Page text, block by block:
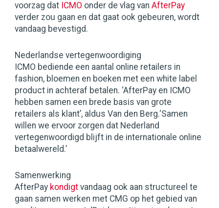
voorzag dat ICMO onder de vlag van AfterPay
verder zou gaan en dat gaat ook gebeuren, wordt
vandaag bevestigd.
Nederlandse vertegenwoordiging
ICMO bediende een aantal online retailers in
fashion, bloemen en boeken met een white label
product in achteraf betalen. ‘AfterPay en ICMO
hebben samen een brede basis van grote
retailers als klant’, aldus Van den Berg.‘Samen
willen we ervoor zorgen dat Nederland
vertegenwoordigd blijft in de internationale online
betaalwereld.’
Samenwerking
AfterPay kondigt vandaag ook aan structureel te
gaan samen werken met CMG op het gebied van